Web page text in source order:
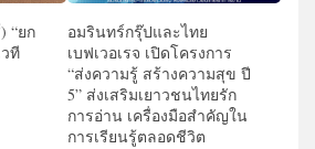
“ยก
ที
อมรินทร์กรุ๊ปและไทย
เบฟเวอเรจ เปิดโครงการ
“ส่งความรู้ สร้างความสุข ปี
5” ส่งเสริมเยาวชนไทยรัก
การอ่าน เครื่องมือสำคัญใน
การเรียนรู้ตลอดชีวิต